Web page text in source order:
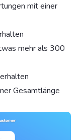
mit einer
mehr als 300
Gesamtlänge